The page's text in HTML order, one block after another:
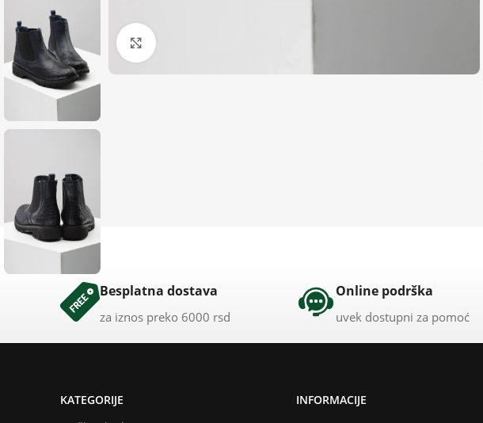
Besplatna dostava
za iznos preko 6000 rsd
Online podrška
uvek dostupni za pomoć
KATEGORIJE
INFORMACIJE